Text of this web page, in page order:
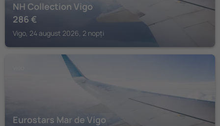
NH Collection Vigo
286 €
Vigo, 24 august 2026, 2 nopți
Eurostars Mar de Vigo